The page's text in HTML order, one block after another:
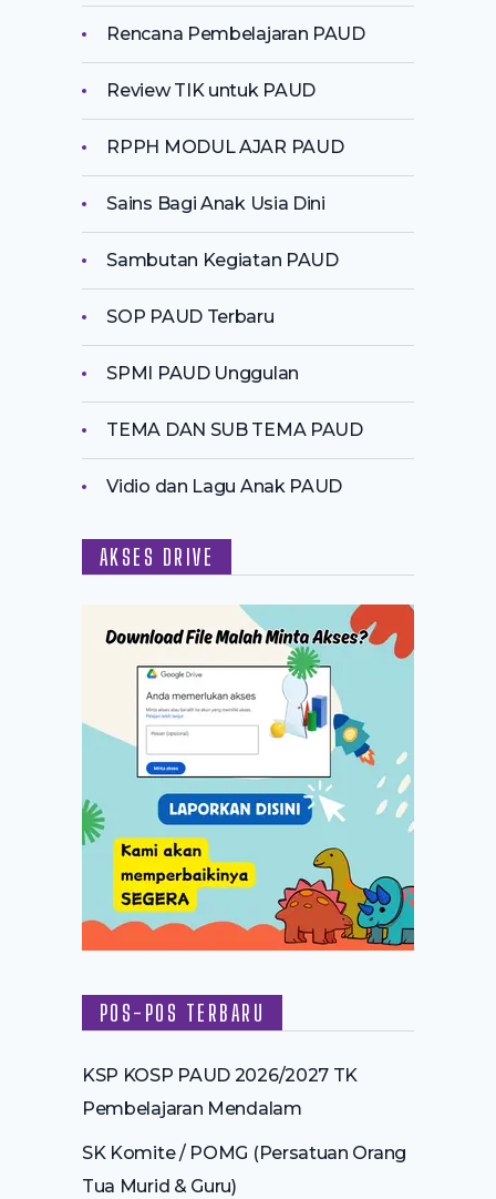
Rencana Pembelajaran PAUD
Review TIK untuk PAUD
RPPH MODUL AJAR PAUD
Sains Bagi Anak Usia Dini
Sambutan Kegiatan PAUD
SOP PAUD Terbaru
SPMI PAUD Unggulan
TEMA DAN SUB TEMA PAUD
Vidio dan Lagu Anak PAUD
AKSES DRIVE
POS-POS TERBARU
KSP KOSP PAUD 2026/2027 TK
Pembelajaran Mendalam
SK Komite / POMG (Persatuan Orang
Tua Murid & Guru)